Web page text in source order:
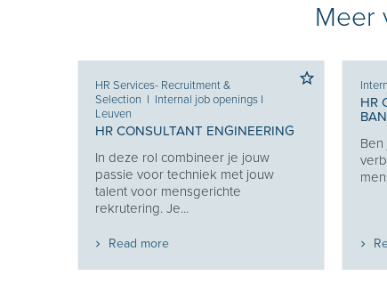
Meer
HR Services- Recruitment &
Selection I Internal job openings I
Leuven
HR CONSULTANT ENGINEERING
In deze rol combineer je jouw
passie voor techniek met jouw
talent voor mensgerichte
rekrutering. Je...
Read more
HR